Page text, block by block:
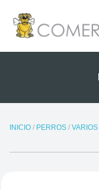
contenido
INICIO / PERROS / VARIOS